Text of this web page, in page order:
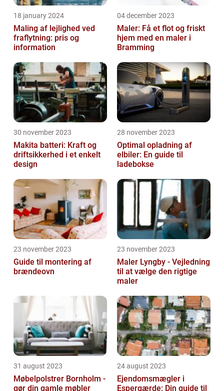
18 january 2024
Maling af lejlighed ved
fraflytning: pris og
information
04 december 2023
Maler: Få et flot og friskt
hjem med en maler i
Bramming
30 november 2023
Makita batteri: Kraft og
driftsikkerhed i et enkelt
design
28 november 2023
Optimal opladning af
elbiler: En guide til
ladebokse
23 november 2023
Guide til montering af
brændeovn
23 november 2023
Maler Lyngby - Vejledning
til at vælge den rigtige
maler
31 august 2023
Møbelpolstrer Bornholm -
gør din gamle møbler
24 august 2023
Ejendomsmægler i
Espergærde: Din guide til